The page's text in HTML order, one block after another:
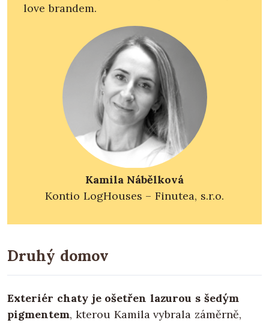
love brandem.
Kamila Nábělková
Kontio LogHouses – Finutea, s.r.o.
Druhý domov
Exteriér chaty je ošetřen lazurou s šedým
pigmentem, kterou Kamila vybrala záměrně,